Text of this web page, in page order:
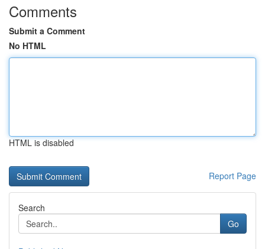
Comments
Submit a Comment
No HTML
HTML is disabled
Report Page
Search
Go